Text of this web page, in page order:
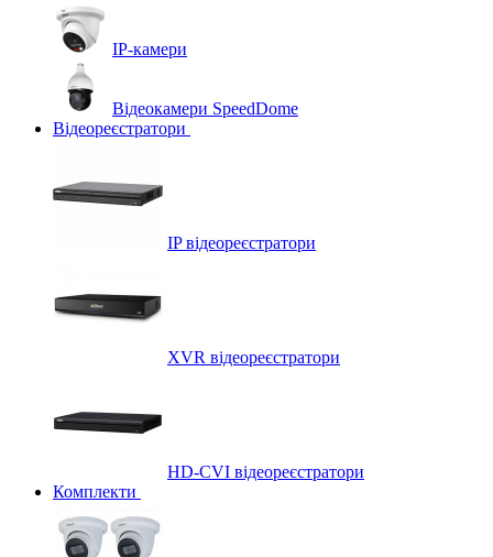
IP-камери
Відеокамери SpeedDome
Відеореєстратори
IP відеореєстратори
XVR відеореєстратори
HD-CVI відеореєстратори
Комплекти